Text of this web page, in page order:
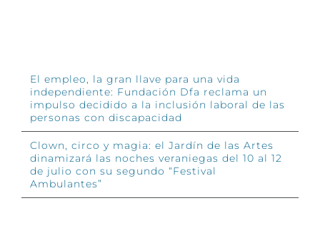
El empleo, la gran llave para una vida
independiente: Fundación Dfa reclama un
impulso decidido a la inclusión laboral de las
personas con discapacidad
Clown, circo y magia: el Jardín de las Artes
dinamizará las noches veraniegas del 10 al 12
de julio con su segundo “Festival
Ambulantes”